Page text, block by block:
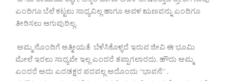
ಎಂದಿಗೂ ಬೆಲೆ ಕಟ್ಟಲು ಸಾಧ್ಯವಿಲ್ಲ ಹಾಗೂ ಅವಳ ಋಣವನ್ನು ಎಂದಿಗೂ
ತೀರಿಸಲು ಆಗುವುದಿಲ್ಲ.
ಅಮ್ಮ ನೊಂದಿಗೆ ಆತ್ಮೀಯತೆ ಬೆಳೆಸಿಕೊಳ್ಳದೆ ಇರುವ ಜೀವಿ ಈ ಭೂಮಿ
ಮೇಲೆ ಇರಲು ಸಾಧ್ಯವೇ ಇಲ್ಲ ಎಂದರೆ ತಪ್ಪಾಗಲಾರದು. ಹೌದು ಅಮ್ಮ
ಎಂದರೆ ಅದು ಎರಡಕ್ಷರ ಪದವಲ್ಲ ಅದೊಂದು “ಭಾವನೆ” .